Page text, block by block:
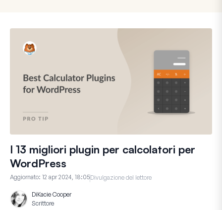
I 13 migliori plugin per calcolatori per
WordPress
Aggiornato: 12 apr 2024, 18:05Divulgazione del lettore
DiKacie Cooper
Scrittore